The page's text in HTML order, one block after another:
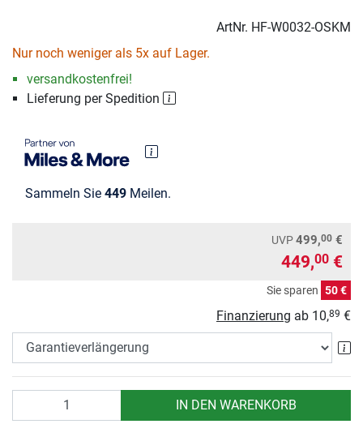
ArtNr. HF-W0032-OSKM
Nur noch weniger als 5x auf Lager.
versandkostenfrei!
Lieferung per Spedition
Sammeln Sie 449 Meilen.
UVP499,00 €
449,00 €
Sie sparen 50 €
Finanzierung ab 10,89 €
IN DEN WARENKORB